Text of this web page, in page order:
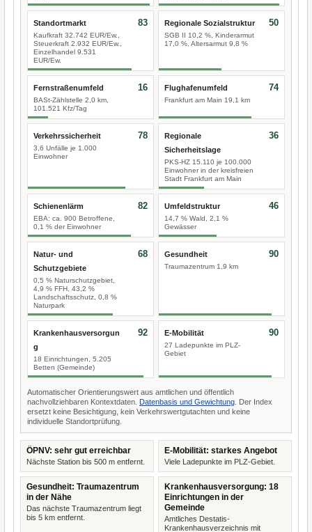
Standortmarkt
Kaufkraft 32.742 EUR/Ew.,
Steuerkraft 2.932 EUR/Ew.,
Einzelhandel 9.531
EUR/Ew.
83 Regionale Sozialstruktur
SGB II 10,2 %, Kinderarmut
17,0 %, Altersarmut 9,8 %
50
Fernstraßenumfeld
BASt-Zählstelle 2,0 km,
101.521 Kfz/Tag
16 Flughafenumfeld
Frankfurt am Main 19,1 km
74
Verkehrssicherheit
3,6 Unfälle je 1.000
Einwohner
78
Regionale
Sicherheitslage
PKS-HZ 15.110 je 100.000
Einwohner in der kreisfreien
Stadt Frankfurt am Main
36
Schienenlärm
EBA: ca. 900 Betroffene,
0,1 % der Einwohner
82 Umfeldstruktur
14,7 % Wald, 2,1 %
Gewässer
46
Natur- und
Schutzgebiete
0,5 % Naturschutzgebiet,
4,9 % FFH, 43,2 %
Landschaftsschutz, 0,8 %
Naturpark
68 Gesundheit
Traumazentrum 1,9 km
90
Krankenhausversorgun
g
18 Einrichtungen, 5.205
Betten (Gemeinde)
92 E-Mobilität
27 Ladepunkte im PLZ-
Gebiet
90
Automatischer Orientierungswert aus amtlichen und öffentlich
nachvollziehbaren Kontextdaten. Datenbasis und Gewichtung . Der Index
ersetzt keine Besichtigung, kein Verkehrswertgutachten und keine
individuelle Standortprüfung.
ÖPNV: sehr gut erreichbar
Nächste Station bis 500 m entfernt.
E-Mobilität: starkes Angebot
Viele Ladepunkte im PLZ-Gebiet.
Gesundheit: Traumazentrum
in der Nähe
Das nächste Traumazentrum liegt
bis 5 km entfernt.
Krankenhausversorgung: 18
Einrichtungen in der
Gemeinde
Amtliches Destatis-
Krankenhausverzeichnis mit